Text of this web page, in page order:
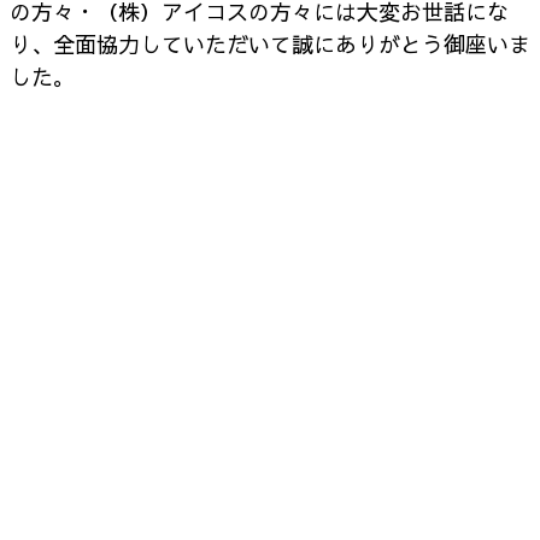
の方々・（株）アイコスの方々には大変お世話にな
り、全面協力していただいて誠にありがとう御座いま
した。